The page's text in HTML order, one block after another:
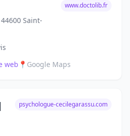
Saint-
www.doctolib.fr
web 📍 Google Maps
psychologue-cecilegarassu.com